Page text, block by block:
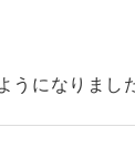
うになりまし